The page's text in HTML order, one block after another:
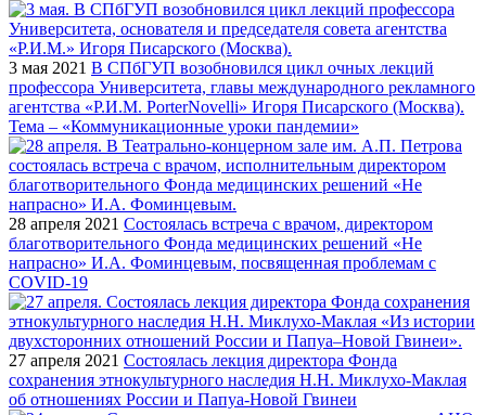
3 мая 2021 В СПбГУП возобновился цикл очных лекций
профессора Университета, главы международного рекламного
агентства «Р.И.М. PorterNovelli» Игоря Писарского (Москва).
Тема – «Коммуникационные уроки пандемии»
28 апреля 2021 Состоялась встреча с врачом, директором
благотворительного Фонда медицинских решений «Не
напрасно» И.А. Фоминцевым, посвященная проблемам с
COVID-19
27 апреля 2021 Состоялась лекция директора Фонда
сохранения этнокультурного наследия Н.Н. Миклухо-Маклая
об отношениях России и Папуа-Новой Гвинеи